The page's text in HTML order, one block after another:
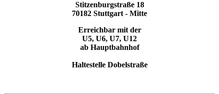
Stitzenburgstraße 18
70182 Stuttgart - Mitte
Erreichbar mit der
U5, U6, U7, U12
ab Hauptbahnhof
Haltestelle Dobelstraße